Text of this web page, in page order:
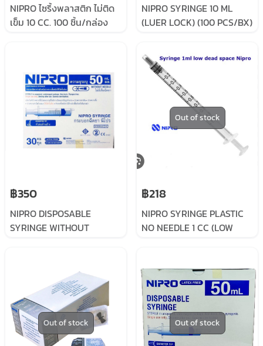
NIPRO ไซริ้งพลาสติก ไม่ติด
เข็ม 10 CC. 100 ชิ้น/กล่อง
NIPRO SYRINGE 10 ML
(LUER LOCK) (100 PCS/BX)
฿350
NIPRO DISPOSABLE
SYRINGE WITHOUT
Out of stock
฿218
NIPRO SYRINGE PLASTIC
NO NEEDLE 1 CC (LOW
Out of stock Out of stock